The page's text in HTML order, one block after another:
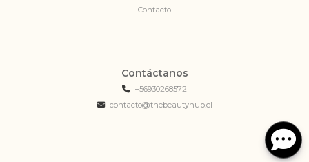
Contacto
Contáctanos
+56930268572
contacto@thebeautyhub.cl